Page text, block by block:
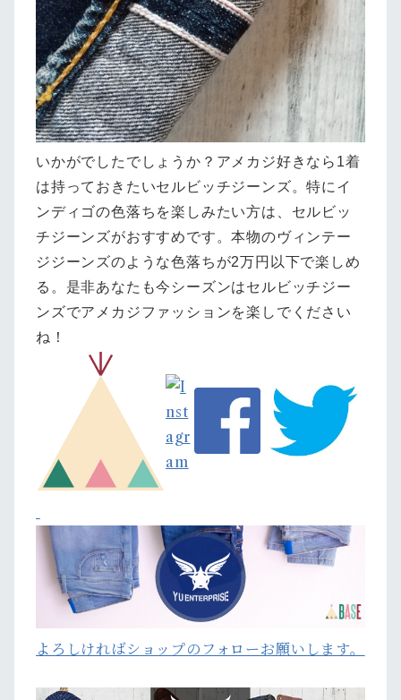
いかがでしたでしょうか？アメカジ好きなら1着
は持っておきたいセルビッチジーンズ。特にイ
ンディゴの色落ちを楽しみたい方は、セルビッ
チジーンズがおすすめです。本物のヴィンテー
ジジーンズのような色落ちが2万円以下で楽しめ
る。是非あなたも今シーズンはセルビッチジー
ンズでアメカジファッションを楽しでください
ね！
よろしければショップのフォローお願いします。